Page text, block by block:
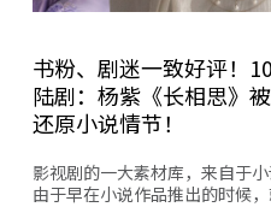
书粉、剧迷一致好评！
陆剧：杨紫《长相思》
还原小说情节！
影视剧的一大素材库，来自于
由于早在小说作品推出的时候